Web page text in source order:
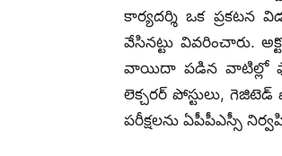
కార్యదర్శి ఒక
వేసినట్టు వివరించారు.
వాయిదా పడిన వాటిల్లో
లెక్చరర్‌ పోస్టులు,
పరీక్షలను ఏపీపీఎస్సీ